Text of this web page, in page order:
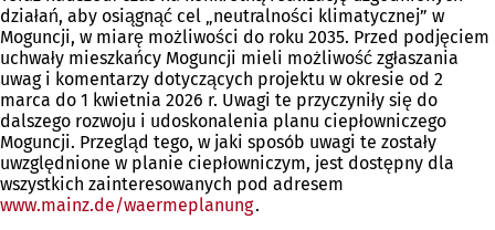
działań, aby osiągnąć cel „neutralności klimatycznej” w
Moguncji, w miarę możliwości do roku 2035. Przed podjęciem
uchwały mieszkańcy Moguncji mieli możliwość zgłaszania
uwag i komentarzy dotyczących projektu w okresie od 2
marca do 1 kwietnia 2026 r. Uwagi te przyczyniły się do
dalszego rozwoju i udoskonalenia planu ciepłowniczego
Moguncji. Przegląd tego, w jaki sposób uwagi te zostały
uwzględnione w planie ciepłowniczym, jest dostępny dla
wszystkich zainteresowanych pod adresem
www.mainz.de/waermeplanung(Otwiera
.